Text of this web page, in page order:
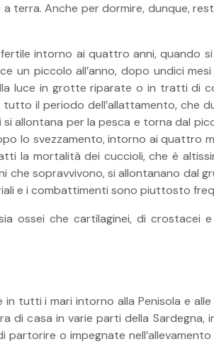
terra. Anche per dormire, dunque,
intorno ai quattro anni, quando
piccolo all’anno, dopo undici
luce in grotte riparate o in tratti di
il periodo dell’allattamento, che
allontana per la pesca e torna dal
lo svezzamento, intorno ai quattro
la mortalità dei cuccioli, che è
che sopravvivono, si allontanano dal
e i combattimenti sono piuttosto
ossei che cartilaginei, di crostacei
tutti i mari intorno alla Penisola e alle
di casa in varie parti della Sardegna,
o impegnate